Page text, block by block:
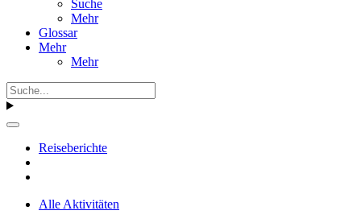
Suche
Mehr
Glossar
Mehr
Mehr
Reiseberichte
Alle Aktivitäten